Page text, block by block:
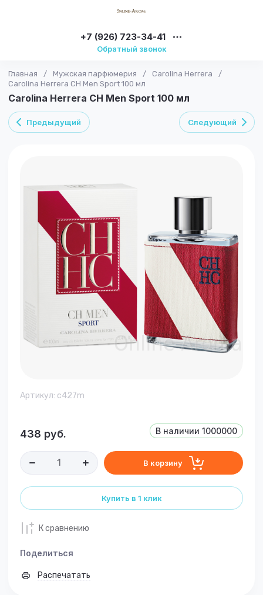
+7 (926) 723-34-41
Обратный звонок
Главная / Мужская парфюмерия / Carolina Herrera
/
Carolina Herrera CH Men Sport 100 мл
Carolina Herrera CH Men Sport 100 мл
Предыдущий Следующий
Артикул: c427m
В наличии 1000000
438 руб.
В корзину
Купить в 1 клик
К сравнению
Поделиться
Распечатать